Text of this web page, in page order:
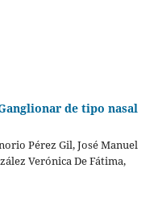
de tipo nasal
Pérez Gil, José Manuel
Verónica De Fátima,